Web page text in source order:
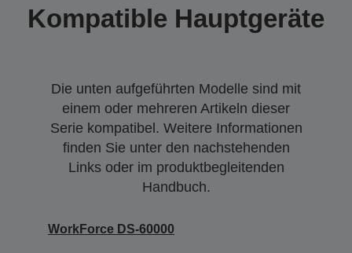
Kompatible Hauptgeräte
Die unten aufgeführten Modelle sind mit
einem oder mehreren Artikeln dieser
Serie kompatibel. Weitere Informationen
finden Sie unter den nachstehenden
Links oder im produktbegleitenden
Handbuch.
WorkForce DS-60000